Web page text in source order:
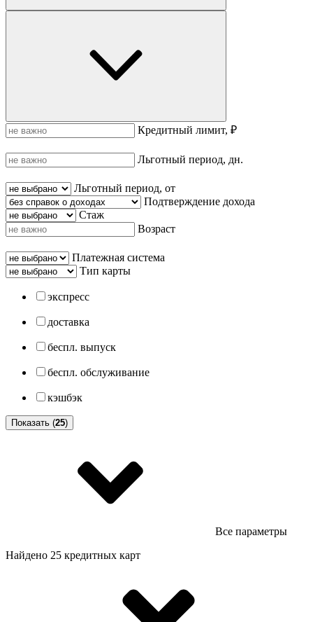
Кредитный лимит, ₽
Льготный период, дн.
Льготный период, от
Подтверждение дохода
Стаж
Возраст
Платежная система
Тип карты
экспресс
доставка
беспл. выпуск
беспл. обслуживание
кэшбэк
Показать (25)
Все параметры
Найдено 25 кредитных карт